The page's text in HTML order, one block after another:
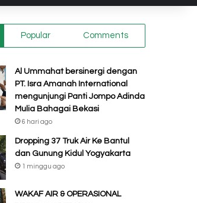
for
Popular Comments
Al Ummahat bersinergi dengan
PT. Isra Amanah International
mengunjungi Panti Jompo Adinda
Mulia Bahagai Bekasi
6 hari ago
Dropping 37 Truk Air Ke Bantul
dan Gunung Kidul Yogyakarta
1 minggu ago
WAKAF AIR & OPERASIONAL